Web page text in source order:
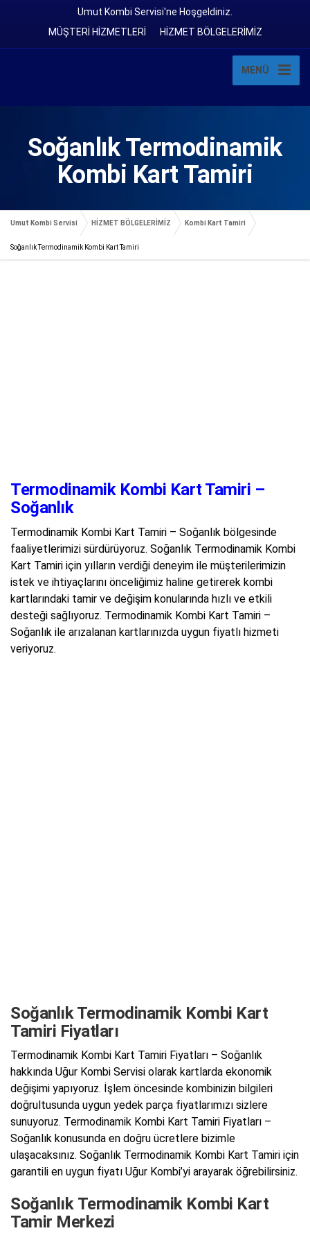
Umut Kombi Servisi'ne Hoşgeldiniz.
MÜŞTERİ HİZMETLERİ
HİZMET BÖLGELERİMİZ
MENÜ
Soğanlık Termodinamik
Kombi Kart Tamiri
Umut Kombi Servisi HİZMET BÖLGELERİMİZ Kombi Kart Tamiri
Soğanlık Termodinamik Kombi Kart Tamiri
Termodinamik Kombi Kart Tamiri –
Soğanlık
Termodinamik Kombi Kart Tamiri – Soğanlık bölgesinde
faaliyetlerimizi sürdürüyoruz. Soğanlık Termodinamik Kombi
Kart Tamiri için yılların verdiği deneyim ile müşterilerimizin
istek ve ihtiyaçlarını önceliğimiz haline getirerek kombi
kartlarındaki tamir ve değişim konularında hızlı ve etkili
desteği sağlıyoruz. Termodinamik Kombi Kart Tamiri –
Soğanlık ile arızalanan kartlarınızda uygun fiyatlı hizmeti
veriyoruz.
Soğanlık Termodinamik Kombi Kart
Tamiri Fiyatları
Termodinamik Kombi Kart Tamiri Fiyatları – Soğanlık
hakkında Uğur Kombi Servisi olarak kartlarda ekonomik
değişimi yapıyoruz. İşlem öncesinde kombinizin bilgileri
doğrultusunda uygun yedek parça fiyatlarımızı sizlere
sunuyoruz. Termodinamik Kombi Kart Tamiri Fiyatları –
Soğanlık konusunda en doğru ücretlere bizimle
ulaşacaksınız. Soğanlık Termodinamik Kombi Kart Tamiri için
garantili en uygun fiyatı Uğur Kombi’yi arayarak öğrebilirsiniz.
Soğanlık Termodinamik Kombi Kart
Tamir Merkezi